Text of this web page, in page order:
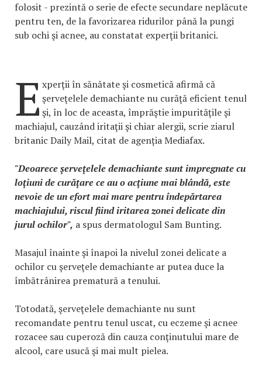
folosit - prezintă o serie de efecte secundare neplăcute
pentru ten, de la favorizarea ridurilor până la pungi
sub ochi şi acnee, au constatat experţii britanici.
E xperţii în sănătate şi cosmetică afirmă că
şerveţelele demachiante nu curăţă eficient tenul
şi, în loc de aceasta, împrăştie impurităţile şi
machiajul, cauzând iritaţii şi chiar alergii, scrie ziarul
britanic Daily Mail, citat de agenția Mediafax.
"Deoarece şerveţelele demachiante sunt impregnate cu
loţiuni de curăţare ce au o acţiune mai blândă, este
nevoie de un efort mai mare pentru îndepărtarea
machiajului, riscul fiind iritarea zonei delicate din
jurul ochilor", a spus dermatologul Sam Bunting.
Masajul înainte şi înapoi la nivelul zonei delicate a
ochilor cu şerveţele demachiante ar putea duce la
îmbătrânirea prematură a tenului.
Totodată, şerveţelele demachiante nu sunt
recomandate pentru tenul uscat, cu eczeme şi acnee
rozacee sau cuperoză din cauza conţinutului mare de
alcool, care usucă şi mai mult pielea.